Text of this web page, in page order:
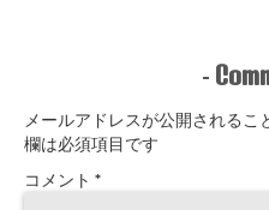
-
メールアドレスが公開されるこ
欄は必須項目です
コメント *